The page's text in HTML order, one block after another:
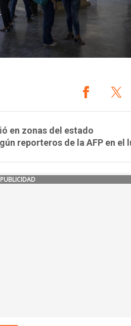
en zonas del estado
reporteros de la AFP en el
PUBLICIDAD